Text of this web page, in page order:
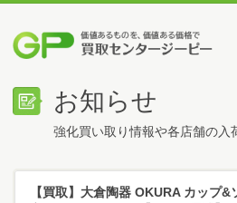
お知らせ
強化買い取り情報や各店舗の入
【買取】大倉陶器 OKURA カップ